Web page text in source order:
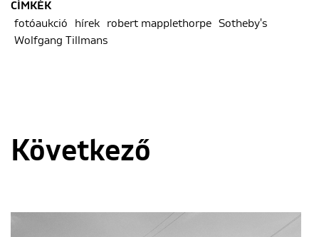
CÍMKÉK
fotóaukció
hírek robert mapplethorpe
Sotheby's
Wolfgang Tillmans
Következő